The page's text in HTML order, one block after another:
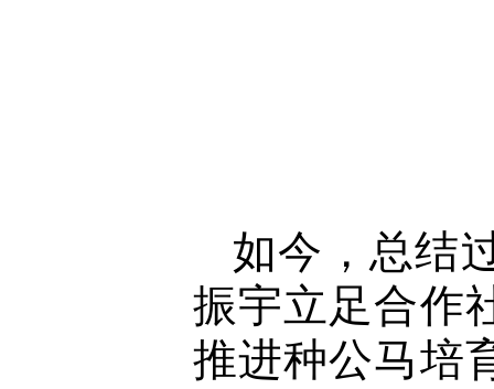
如今，总结
振宇立足合作
推进种公马培